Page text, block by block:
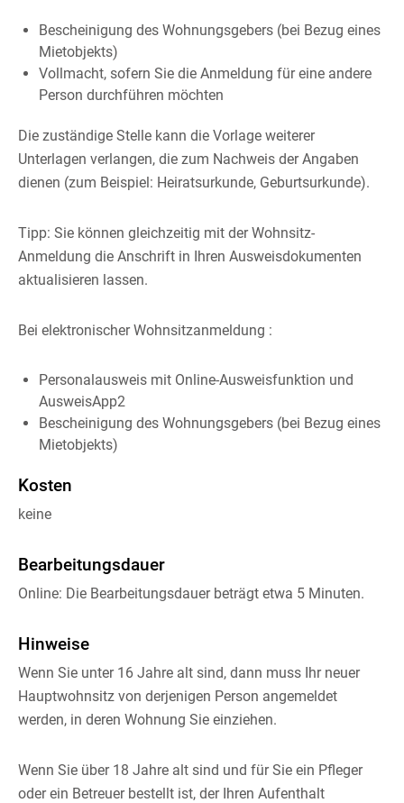
Bescheinigung des Wohnungsgebers (bei Bezug eines
Mietobjekts)
Vollmacht, sofern Sie die Anmeldung für eine andere
Person durchführen möchten
Die zuständige Stelle kann die Vorlage weiterer
Unterlagen verlangen, die zum Nachweis der Angaben
dienen (zum Beispiel: Heiratsurkunde, Geburtsurkunde).
Tipp: Sie können gleichzeitig mit der Wohnsitz-
Anmeldung die Anschrift in Ihren Ausweisdokumenten
aktualisieren lassen.
Bei elektronischer Wohnsitzanmeldung :
Personalausweis mit Online-Ausweisfunktion und
AusweisApp2
Bescheinigung des Wohnungsgebers (bei Bezug eines
Mietobjekts)
Kosten
keine
Bearbeitungsdauer
Online: Die Bearbeitungsdauer beträgt etwa 5 Minuten.
Hinweise
Wenn Sie unter 16 Jahre alt sind, dann muss Ihr neuer
Hauptwohnsitz von derjenigen Person angemeldet
werden, in deren Wohnung Sie einziehen.
Wenn Sie über 18 Jahre alt sind und für Sie ein Pfleger
oder ein Betreuer bestellt ist, der Ihren Aufenthalt